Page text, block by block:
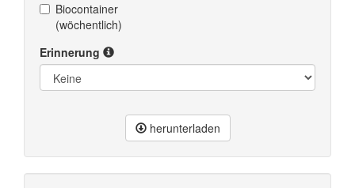
Biocontainer
(wöchentlich)
Erinnerung
herunterladen